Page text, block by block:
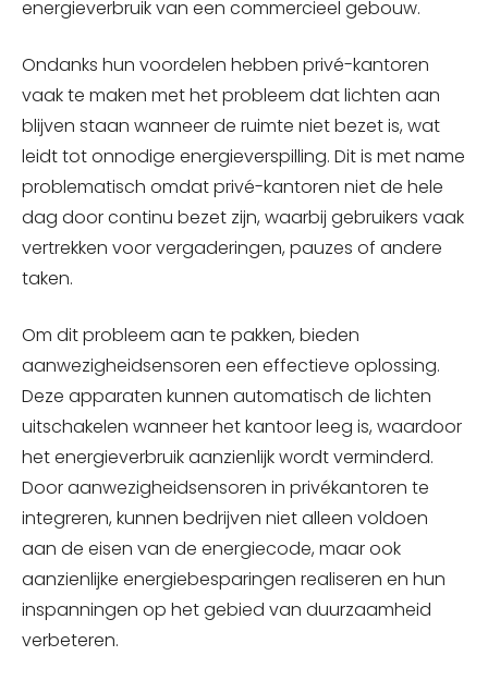
energieverbruik van een commercieel gebouw.
Ondanks hun voordelen hebben privé-kantoren
vaak te maken met het probleem dat lichten aan
blijven staan wanneer de ruimte niet bezet is, wat
leidt tot onnodige energieverspilling. Dit is met name
problematisch omdat privé-kantoren niet de hele
dag door continu bezet zijn, waarbij gebruikers vaak
vertrekken voor vergaderingen, pauzes of andere
taken.
Om dit probleem aan te pakken, bieden
aanwezigheidsensoren een effectieve oplossing.
Deze apparaten kunnen automatisch de lichten
uitschakelen wanneer het kantoor leeg is, waardoor
het energieverbruik aanzienlijk wordt verminderd.
Door aanwezigheidsensoren in privékantoren te
integreren, kunnen bedrijven niet alleen voldoen
aan de eisen van de energiecode, maar ook
aanzienlijke energiebesparingen realiseren en hun
inspanningen op het gebied van duurzaamheid
verbeteren.